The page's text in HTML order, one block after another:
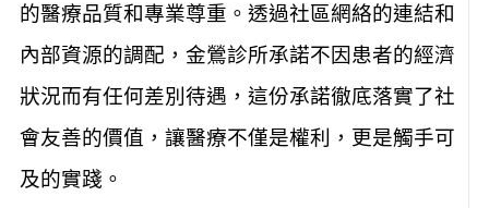
的醫療品質和專業尊重。透過社區網絡的連結和
內部資源的調配，金鶯診所承諾不因患者的經濟
狀況而有任何差別待遇，這份承諾徹底落實了社
會友善的價值，讓醫療不僅是權利，更是觸手可
及的實踐。